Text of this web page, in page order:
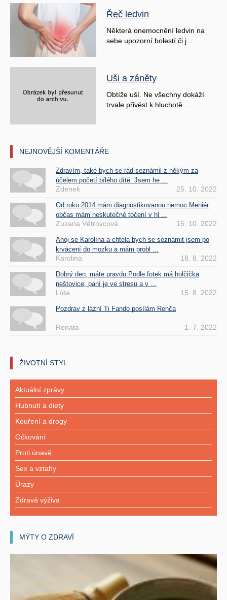
Řeč ledvin
Některá onemocnění ledvin na
sebe upozorní bolestí či j ..
Uši a záněty
Obtíže uší. Ne všechny dokáží
trvale přivést k hluchotě ..
NEJNOVĚJŠÍ KOMENTÁŘE
Zdravím, také bych se rád seznámil z někým za
účelem početí bílého dítě. Jsem he ...
Zdenek 25. 10. 2022
Od roku 2014 mám diagnostikovanou nemoc Meniér
občas mám neskutečné točení v hl ...
Zuzana Větrovcová 15. 10. 2022
Ahoj se Karolína a chtela bych se seznámit jsem po
krvácení do mozku a mám probl ...
Karolina 18. 8. 2022
Dobrý den, máte pravdu.Podle fotek má holčička
neštovice, paní je ve stresu a v ...
Lída 15. 8. 2022
Pozdrav z lázní Ti Fando posílám Renča
Renata 1. 7. 2022
ŽIVOTNÍ STYL
Aktuální zprávy
Hubnutí a diety
Kouření a drogy
Očkování
Proti únavě
Sex a vztahy
Úrazy
Zdravá výživa
MÝTY O ZDRAVÍ